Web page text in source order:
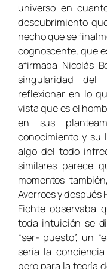
universo en
descubrimiento
hecho que se
cognoscente, que
afirmaba Nicolás
singularidad del
reflexionar en lo
vista que es el
en sus
conocimiento y su
algo del todo
similares parece
momentos
Averroes y después
Fichte observaba
toda intuición se
“ser- puesto”, un
sería la
pero para la teoría